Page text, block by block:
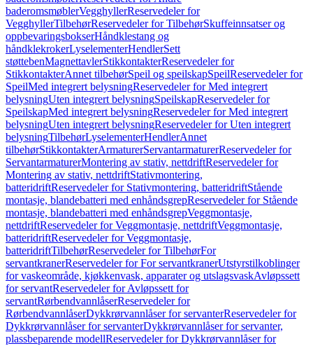
baderomsmøblerVegghyllerReservedeler for
VegghyllerTilbehørReservedeler for TilbehørSkuffeinnsatser og
oppbevaringsbokserHåndklestang og
håndklekrokerLyselementerHendlerSett
støttebenMagnettavlerStikkontakterReservedeler for
StikkontakterAnnet tilbehørSpeil og speilskapSpeilReservedeler for
SpeilMed integrert belysningReservedeler for Med integrert
belysningUten integrert belysningSpeilskapReservedeler for
SpeilskapMed integrert belysningReservedeler for Med integrert
belysningUten integrert belysningReservedeler for Uten integrert
belysningTilbehørLyselementerHendlerAnnet
tilbehørStikkontakterArmaturerServantarmaturerReservedeler for
ServantarmaturerMontering av stativ, nettdriftReservedeler for
Montering av stativ, nettdriftStativmontering,
batteridriftReservedeler for Stativmontering, batteridriftStående
montasje, blandebatteri med enhåndsgrepReservedeler for Stående
montasje, blandebatteri med enhåndsgrepVeggmontasje,
nettdriftReservedeler for Veggmontasje, nettdriftVeggmontasje,
batteridriftReservedeler for Veggmontasje,
batteridriftTilbehørReservedeler for TilbehørFor
servantkranerReservedeler for For servantkranerUtstyrstilkoblinger
for vaskeområde, kjøkkenvask, apparater og utslagsvaskAvløpssett
for servantReservedeler for Avløpssett for
servantRørbendvannlåserReservedeler for
RørbendvannlåserDykkrørvannlåser for servanterReservedeler for
Dykkrørvannlåser for servanterDykkrørvannlåser for servanter,
plassbeparende modellReservedeler for Dykkrørvannlåser for